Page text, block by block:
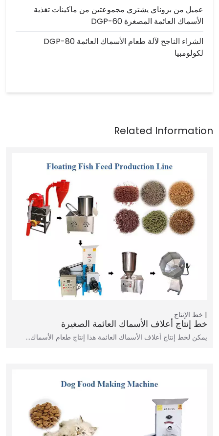
عميل من بروناي يشتري مجموعتين من ماكينات تغذية
الأسماك العائمة المصغرة DGP-60
الشراء الناجح لآلة طعام الأسماك العائمة DGP-80
لكولومبيا
خط الإنتاج
خط إنتاج أعلاف الأسماك العائمة الصغيرة
يمكن لخط إنتاج أعلاف الأسماك العائمة هذا إنتاج طعام الأسماك…